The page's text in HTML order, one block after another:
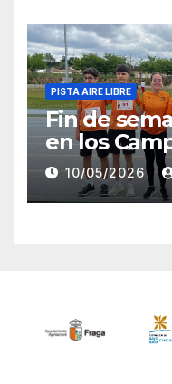
PISTA AIRE LIBRE
Fin de
en los
10/05/2026